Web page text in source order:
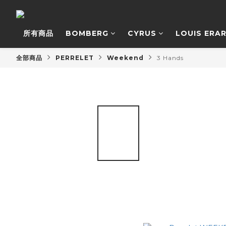
所有商品 BOMBERG CYRUS LOUIS
全部商品 PERRELET Weekend 3 Hands